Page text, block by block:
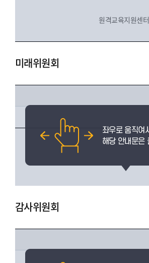
원격교육지원센터
미래위원회
감사위원회